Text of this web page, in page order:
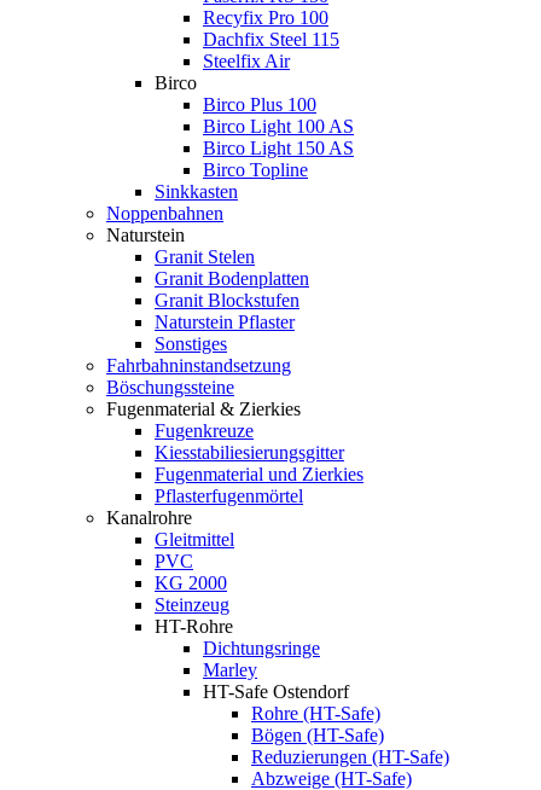
Recyfix Pro 100
Dachfix Steel 115
Steelfix Air
Birco
Birco Plus 100
Birco Light 100 AS
Birco Light 150 AS
Birco Topline
Sinkkasten
Noppenbahnen
Naturstein
Granit Stelen
Granit Bodenplatten
Granit Blockstufen
Naturstein Pflaster
Sonstiges
Fahrbahninstandsetzung
Böschungssteine
Fugenmaterial & Zierkies
Fugenkreuze
Kiesstabiliesierungsgitter
Fugenmaterial und Zierkies
Pflasterfugenmörtel
Kanalrohre
Gleitmittel
PVC
KG 2000
Steinzeug
HT-Rohre
Dichtungsringe
Marley
HT-Safe Ostendorf
Rohre (HT-Safe)
Bögen (HT-Safe)
Reduzierungen (HT-Safe)
Abzweige (HT-Safe)